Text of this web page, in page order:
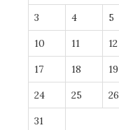
3 4 5
10 11 12
17 18 19
24 25 26
31